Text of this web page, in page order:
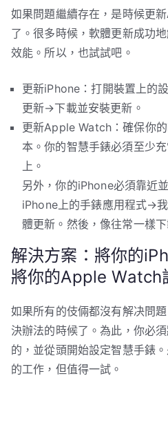
如果問題繼續存在，是時候更
了。很多時候，軟體更新成功
效能。所以，也試試吧。
更新iPhone：打開裝置上的
更新→下載並安裝更新。
更新Apple Watch：確保你
本。你的智慧手錶必須至少
上。
另外，你的iPhone必須靠近
iPhone上的手錶應用程式→
體更新。然後，像往常一樣
解決方案：將你的
將你的Apple Watch
如果所有的伎倆都沒有解决問
決辦法的時候了。為此，你必
的，並從頭開始設定智慧手錶
的工作，但值得一試。